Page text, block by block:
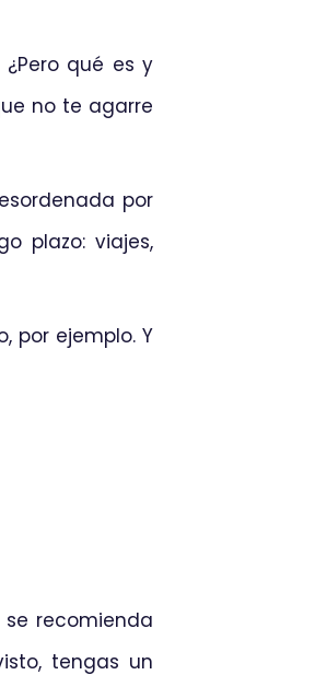
qué es y
no te agarre
por
plazo: viajes,
por ejemplo. Y
recomienda
tengas un